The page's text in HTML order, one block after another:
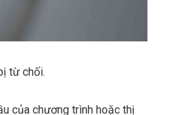
từ chối.
của chương trình hoặc thị